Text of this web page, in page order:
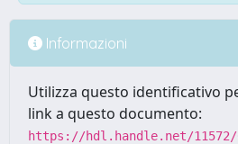
Informazioni
Utilizza questo identificativo
link a questo documento:
https://hdl.handle.net/11572/